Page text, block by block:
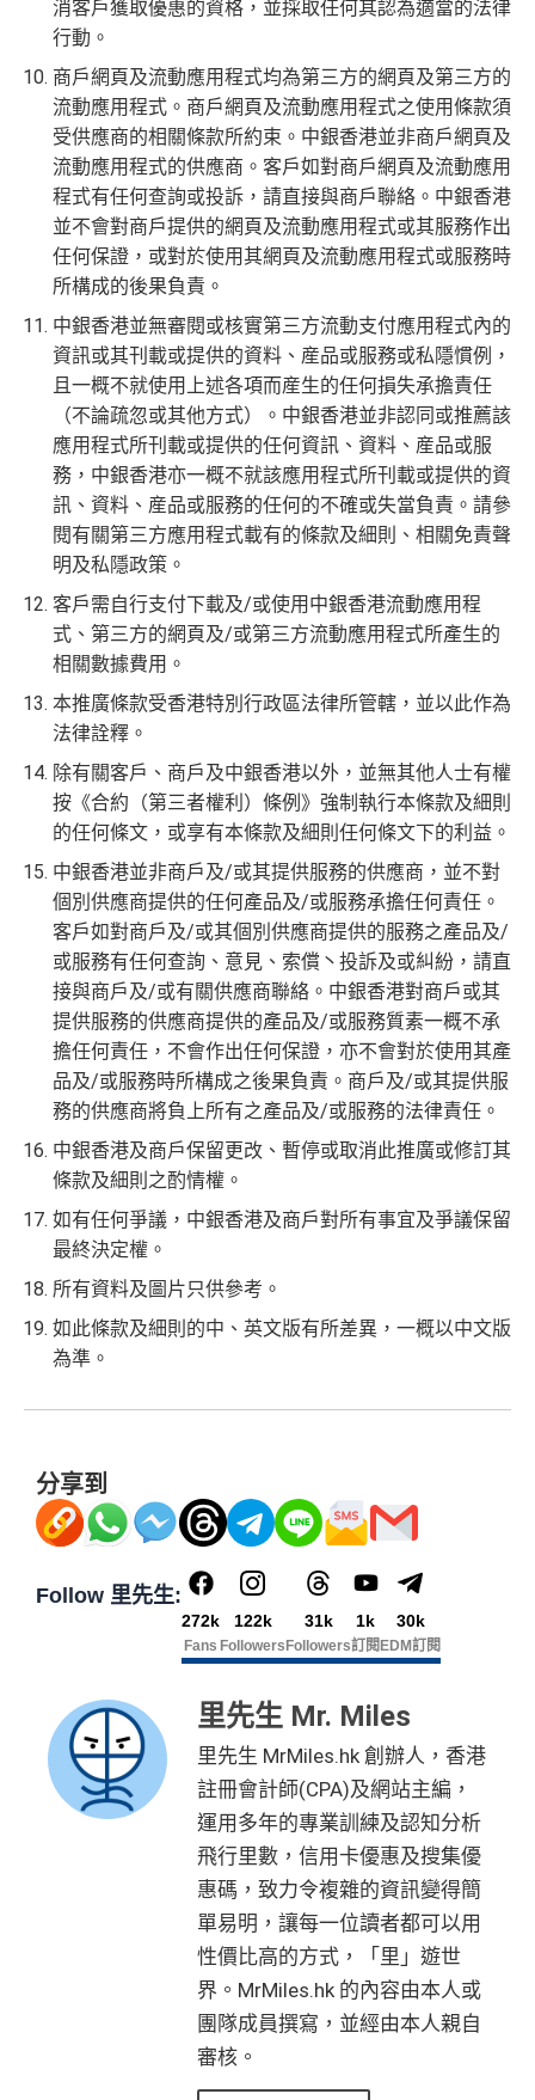
消客戶獲取優惠的資格，並採取任何其認為適當的法律
行動。
商戶網頁及流動應用程式均為第三方的網頁及第三方的
流動應用程式。商戶網頁及流動應用程式之使用條款須
受供應商的相關條款所約束。中銀香港並非商戶網頁及
流動應用程式的供應商。客戶如對商戶網頁及流動應用
程式有任何查詢或投訴，請直接與商戶聯絡。中銀香港
並不會對商戶提供的網頁及流動應用程式或其服務作出
任何保證，或對於使用其網頁及流動應用程式或服務時
所構成的後果負責。
中銀香港並無審閱或核實第三方流動支付應用程式內的
資訊或其刊載或提供的資料、産品或服務或私隱慣例，
且一概不就使用上述各項而産生的任何損失承擔責任
（不論疏忽或其他方式）。中銀香港並非認同或推薦該
應用程式所刊載或提供的任何資訊、資料、産品或服
務，中銀香港亦一概不就該應用程式所刊載或提供的資
訊、資料、産品或服務的任何的不確或失當負責。請參
閱有關第三方應用程式載有的條款及細則、相關免責聲
明及私隱政策。
客戶需自行支付下載及/或使用中銀香港流動應用程
式、第三方的網頁及/或第三方流動應用程式所產生的
相關數據費用。
本推廣條款受香港特別行政區法律所管轄，並以此作為
法律詮釋。
除有關客戶、商戶及中銀香港以外，並無其他人士有權
按《合約（第三者權利）條例》強制執行本條款及細則
的任何條文，或享有本條款及細則任何條文下的利益。
中銀香港並非商戶及/或其提供服務的供應商，並不對
個別供應商提供的任何產品及/或服務承擔任何責任。
客戶如對商戶及/或其個別供應商提供的服務之產品及/
或服務有任何查詢、意見、索償丶投訴及或糾紛，請直
接與商戶及/或有關供應商聯絡。中銀香港對商戶或其
提供服務的供應商提供的產品及/或服務質素一概不承
擔任何責任，不會作出任何保證，亦不會對於使用其產
品及/或服務時所構成之後果負責。商戶及/或其提供服
務的供應商將負上所有之產品及/或服務的法律責任。
中銀香港及商戶保留更改、暫停或取消此推廣或修訂其
條款及細則之酌情權。
如有任何爭議，中銀香港及商戶對所有事宜及爭議保留
最終決定權。
所有資料及圖片只供參考。
如此條款及細則的中、英文版有所差異，一概以中文版
為準。
分享到
Follow 里先生:
272k
Fans
122k
Followers
31k
Followers
1k
訂閱
30k
EDM訂閱
里先生 Mr. Miles
里先生 MrMiles.hk 創辦人，香港
註冊會計師(CPA)及網站主編，
運用多年的專業訓練及認知分析
飛行里數，信用卡優惠及搜集優
惠碼，致力令複雜的資訊變得簡
單易明，讓每一位讀者都可以用
性價比高的方式，「里」遊世
界。MrMiles.hk 的內容由本人或
團隊成員撰寫，並經由本人親自
審核。